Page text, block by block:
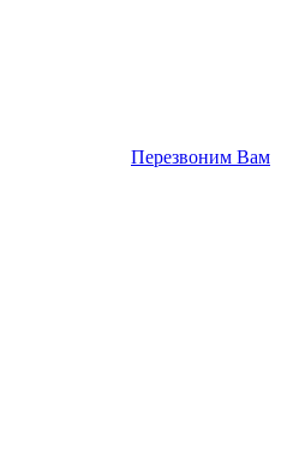
Перезвоним Вам